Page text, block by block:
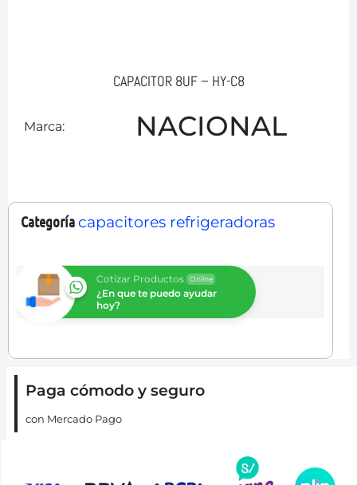
CAPACITOR 8UF – HY-C8
Marca: NACIONAL
Categoría capacitores refrigeradoras
Cotizar Productos Online
¿En que te puedo ayudar
hoy?
Paga cómodo y seguro
con Mercado Pago